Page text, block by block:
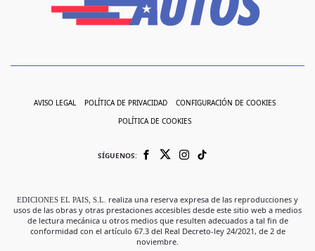
AVISO LEGAL POLÍTICA DE PRIVACIDAD CONFIGURACIÓN DE COOKIES
POLÍTICA DE COOKIES
SÍGUENOS:
EDICIONES EL PAIS, S.L. realiza una reserva expresa de las reproducciones y
usos de las obras y otras prestaciones accesibles desde este sitio web a medios
de lectura mecánica u otros medios que resulten adecuados a tal fin de
conformidad con el artículo 67.3 del Real Decreto-ley 24/2021, de 2 de
noviembre.